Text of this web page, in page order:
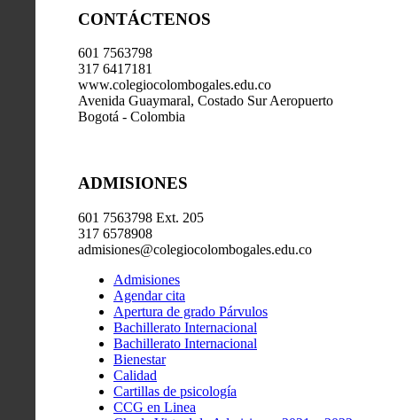
CONTÁCTENOS
601 7563798
317 6417181
www.colegiocolombogales.edu.co
Avenida Guaymaral, Costado Sur Aeropuerto
Bogotá - Colombia
ADMISIONES
601 7563798 Ext. 205
317 6578908
admisiones@colegiocolombogales.edu.co
Admisiones
Agendar cita
Apertura de grado Párvulos
Bachillerato Internacional
Bachillerato Internacional
Bienestar
Calidad
Cartillas de psicología
CCG en Linea